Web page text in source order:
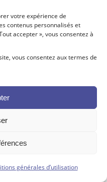
votre expérience de
contenus personnalisés et
accepter », vous consentez à
vous consentez aux termes de
générales d’utilisation